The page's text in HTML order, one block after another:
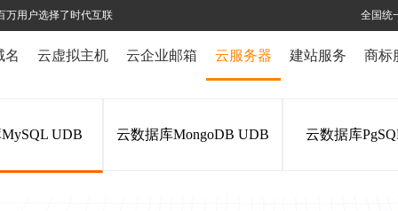
万用户选择了时代互联 全国统
名 云虚拟主机 云企业邮箱 云服务器 建站服务 商标
UDB 云数据库MongoDB UDB 云数据库